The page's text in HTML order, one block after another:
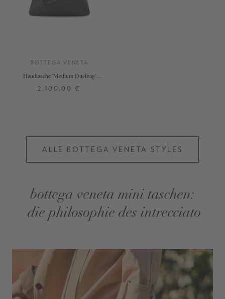
BOTTEGA VENETA
Handtasche 'Medium Dustbag'
2.100,00 €
ALLE BOTTEGA VENETA STYLES
bottega veneta mini taschen:
die philosophie des intrecciato